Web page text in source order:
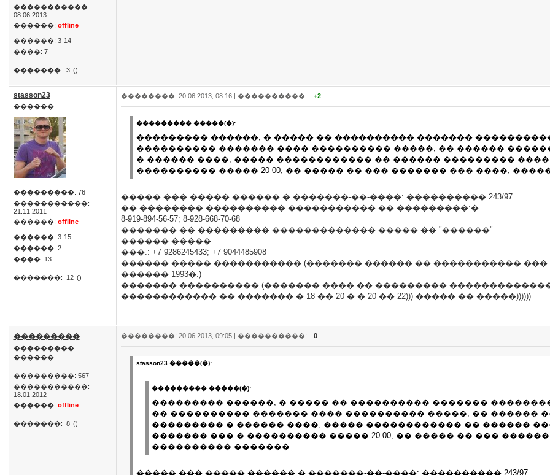
�����������:
08.06.2013
������: offline
������: 3-14
����: 7
�������: 3 ()
stasson23
������
���������: 76
�����������:
21.11.2011
������: offline
������: 3-15
������: 2
����: 13
�������: 12 ()
��������: 20.06.2013, 08:16 | ����������: +2
��������� �����(�):
��������� ������, � ����� �� ���������� �������
���������� ������� ���� ���������� �����, �� ������
� ������ ����, ����� ������������ �� ������ ���������
���������� ����� 20 00, �� ����� �� ��� ������� ��� ����,
����� ��� ����� ������ � �������-��-����: ���������� 243/97
�� �������� ���������� ����������� �� ���������:�
8-919-894-56-57; 8-928-668-70-68
������� �� ��������� ������������� ����� �� "������"
������ �����
���.: +7 9286245433; +7 9044485908
������ ����� ����������� (������� ������ �� ����������� ���
������ 1993�.)
������� ���������� (������� ���� �� ���������
������������ �� ������� � 18 �� 20 � � 20 �� 22))) ����� �� �����))))))
���������
���������
������
���������: 567
�����������:
18.01.2012
������: offline
�������: 8 ()
��������: 20.06.2013, 09:05 | ����������: 0
stasson23 �����(�):
��������� �����(�):
��������� ������, � ����� �� ���������� �������
�� ���������� ������� ���� ���������� �����, �� ������
��������� � ������ ����, ����� ������������ �� ������
������� ��� � ���������� ����� 20 00, �� ����� �� ���
���������� �������.
����� ��� ����� ������ � �������-��-����: ���������� 243/97